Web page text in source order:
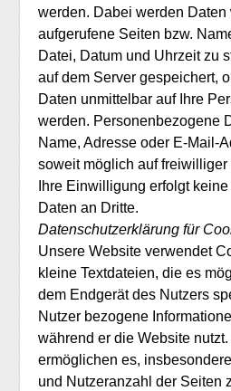
werden. Dabei werden
aufgerufene Seiten bzw.
Datei, Datum und Uhrzeit zu
auf dem Server gespeichert,
Daten unmittelbar auf Ihre
werden. Personenbezogene
Name, Adresse oder E-Mail-
soweit möglich auf
Ihre Einwilligung erfolgt
Daten an Dritte.
Datenschutzerklärung für
Unsere Website verwendet
kleine Textdateien, die es
dem Endgerät des Nutzers
Nutzer bezogene
während er die Website
ermöglichen es,
und Nutzeranzahl der Seiten